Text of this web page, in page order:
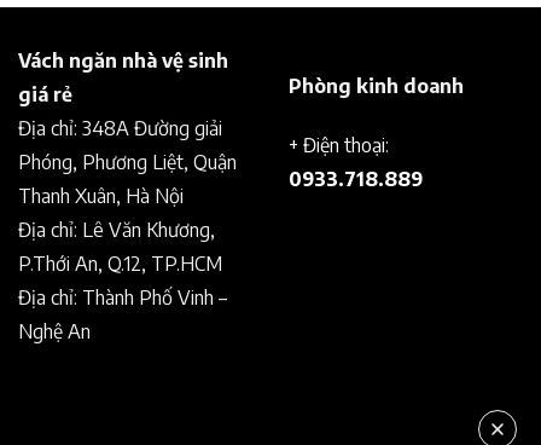
Vách ngăn nhà vệ sinh
giá rẻ
Địa chỉ: 348A Đường giải
Phóng, Phương Liệt, Quận
Thanh Xuân, Hà Nội
Địa chỉ: Lê Văn Khương,
P.Thới An, Q.12, TP.HCM
Địa chỉ: Thành Phố Vinh –
Nghệ An
Phòng kinh doanh
+ Điện thoại:
0933.718.889